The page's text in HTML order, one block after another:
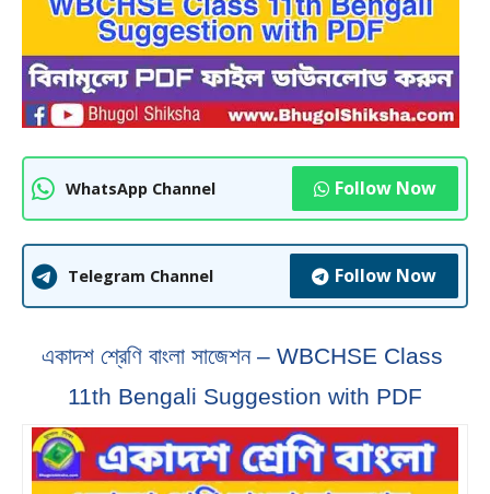
WhatsApp Channel Follow Now
Telegram Channel Follow Now
একাদশ শ্রেণি বাংলা সাজেশন – WBCHSE Class
11th Bengali Suggestion with PDF